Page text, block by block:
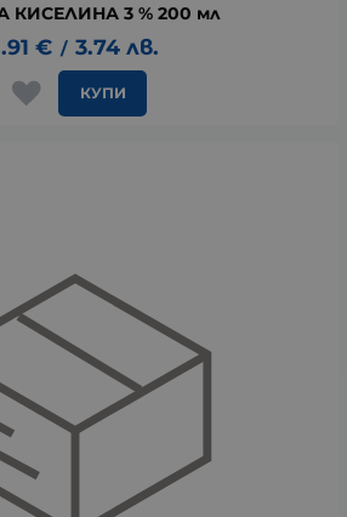
КИСЕЛИНА 3 % 200 мл
€ / 3.74 лв.
КУПИ